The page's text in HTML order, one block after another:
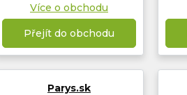
Více o obchodu
Přejít do obchodu
Parys.sk